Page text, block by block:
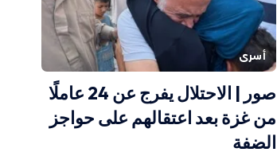
أسرى
صور | الاحتلال يفرج عن 24 عاملًا
من غزة بعد اعتقالهم على حواجز
الضفة